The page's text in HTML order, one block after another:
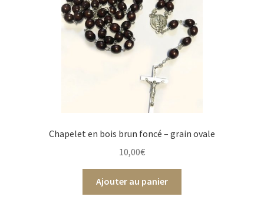
Chapelet en bois brun foncé – grain ovale
10,00€
Ajouter au panier